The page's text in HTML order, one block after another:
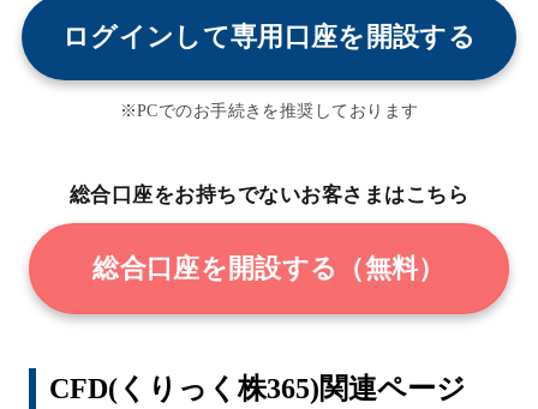
ログインして専用口座を開設する
※PCでのお手続きを推奨しております
総合口座をお持ちでないお客さまはこちら
総合口座を開設する（無料）
CFD(くりっく株365)関連ページ